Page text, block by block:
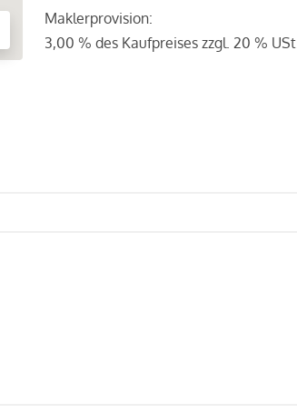
Maklerprovision:
3,00 % des Kaufpreises zzgl. 20 % USt.